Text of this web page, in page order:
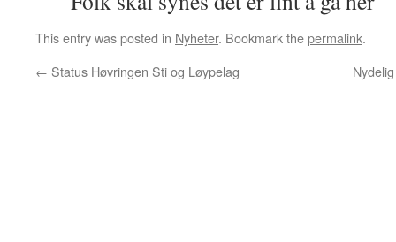
This entry was posted in Nyheter. Bookmark thepermalink.
← Status Høvringen Sti og Løypelag